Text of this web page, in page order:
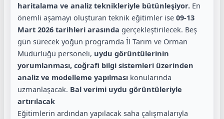
haritalama ve analiz teknikleriyle bütünleşiyor. En
önemli aşamayı oluşturan teknik eğitimler ise 09-13
Mart 2026 tarihleri arasında gerçekleştirilecek. Beş
gün sürecek yoğun programda İl Tarım ve Orman
Müdürlüğü personeli, uydu görüntülerinin
yorumlanması, coğrafi bilgi sistemleri üzerinden
analiz ve modelleme yapılması konularında
uzmanlaşacak. Bal verimi uydu görüntüleriyle
artırılacak
Eğitimlerin ardından yapılacak saha çalışmalarıyla